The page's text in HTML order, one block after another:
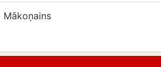
Mākoņains